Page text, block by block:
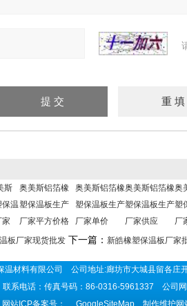
斯
温
家
奥美斯铝箔橡
塑保温板生产
厂家平方价格
奥美斯铝箔橡
塑保温板生产
厂家单价
奥美斯铝箔橡
塑保温板生产
厂家供应
奥
塑
厂
板厂家现货批发 下一篇： 新皓橡塑保温板厂家
温材料有限公司 公司地址:廊坊市大城县留各庄
系电话：传真号码：86-0316-5961337 公司网
站ICP备案号：
GoogleSiteMap制作维护网